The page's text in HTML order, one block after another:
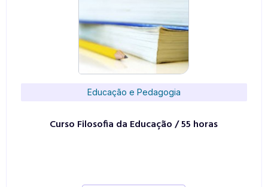
Educação e Pedagogia
Curso Filosofia da Educação / 55 horas